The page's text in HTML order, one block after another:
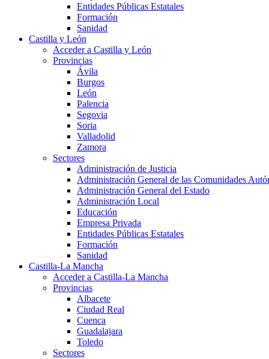
Entidades Públicas Estatales
Formación
Sanidad
Castilla y León
Acceder a Castilla y León
Provincias
Ávila
Burgos
León
Palencia
Segovia
Soria
Valladolid
Zamora
Sectores
Administración de Justicia
Administración General de las Comunidades
Administración General del Estado
Administración Local
Educación
Empresa Privada
Entidades Públicas Estatales
Formación
Sanidad
Castilla-La Mancha
Acceder a Castilla-La Mancha
Provincias
Albacete
Ciudad Real
Cuenca
Guadalajara
Toledo
Sectores